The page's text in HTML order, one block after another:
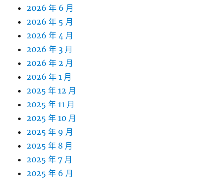
2026 年 6 月
2026 年 5 月
2026 年 4 月
2026 年 3 月
2026 年 2 月
2026 年 1 月
2025 年 12 月
2025 年 11 月
2025 年 10 月
2025 年 9 月
2025 年 8 月
2025 年 7 月
2025 年 6 月